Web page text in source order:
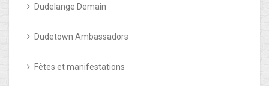
Dudelange Demain
Dudetown Ambassadors
Fêtes et manifestations